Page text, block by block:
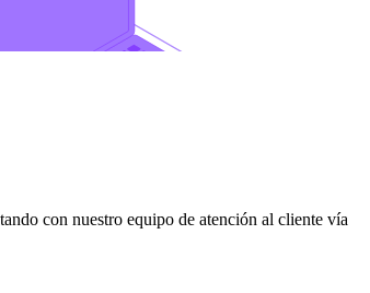
con nuestro equipo de atención al cliente vía